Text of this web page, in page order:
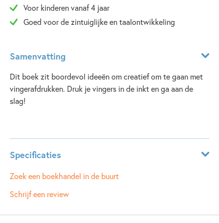
Voor kinderen vanaf 4 jaar
Goed voor de zintuiglijke en taalontwikkeling
Samenvatting
Dit boek zit boordevol ideeën om creatief om te gaan met
vingerafdrukken. Druk je vingers in de inkt en ga aan de
slag!
Specificaties
ISBN: 9781409593263
NUR:
Zoek een boekhandel in de buurt
Schrijf een review